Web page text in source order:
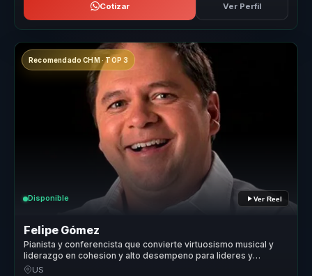
Cotizar Ver Perfil
Recomendado CHM · TOP 3
Disponible Ver Reel
Felipe Gómez
Pianista y conferencista que convierte virtuosismo musical y
liderazgo en cohesion y alto desempeno para lideres y
equipos.
US